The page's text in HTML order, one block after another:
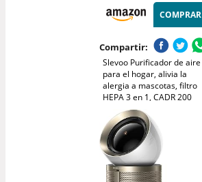
COMPRAR
Compartir:
Slevoo Purificador de aire
para el hogar, alivia la
alergia a mascotas, filtro
HEPA 3 en 1, CADR 200
m³/h, modo de suspensión,
elimina pelo de mascotas,
humo y olores, ahorro de
energía (Blanco)